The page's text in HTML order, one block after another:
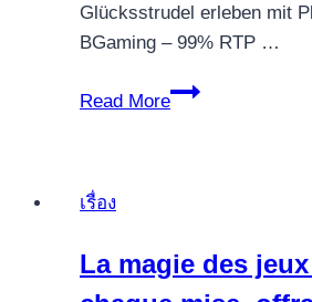
Glücksstrudel erleben mit
BGaming – 99% RTP …
Read More
Glücksstrudel
–
เรื่อง
La magie des